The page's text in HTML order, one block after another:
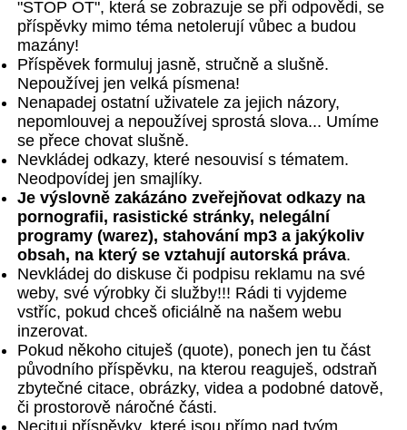
"STOP OT", která se zobrazuje se při odpovědi, se
příspěvky mimo téma netolerují vůbec a budou
mazány!
Příspěvek formuluj jasně, stručně a slušně.
Nepoužívej jen velká písmena!
Nenapadej ostatní uživatele za jejich názory,
nepomlouvej a nepoužívej sprostá slova... Umíme
se přece chovat slušně.
Nevkládej odkazy, které nesouvisí s tématem.
Neodpovídej jen smajlíky.
Je výslovně zakázáno zveřejňovat odkazy na
pornografii, rasistické stránky, nelegální
programy (warez), stahování mp3 a jakýkoliv
obsah, na který se vztahují autorská práva.
Nevkládej do diskuse či podpisu reklamu na své
weby, své výrobky či služby!!! Rádi ti vyjdeme
vstříc, pokud chceš oficiálně na našem webu
inzerovat.
Pokud někoho cituješ (quote), ponech jen tu část
původního příspěvku, na kterou reaguješ, odstraň
zbytečné citace, obrázky, videa a podobné datově,
či prostorově náročné části.
Necituj příspěvky, které jsou přímo nad tvým